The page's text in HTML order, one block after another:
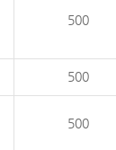
500
500
500